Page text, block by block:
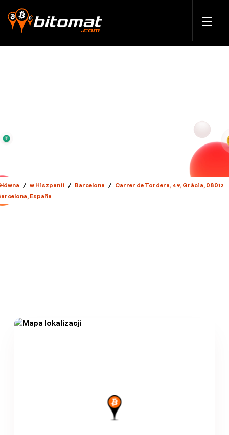
/ w Hiszpanii / Barcelona / Carrer de Tordera, 49, Gràcia, 08012
España